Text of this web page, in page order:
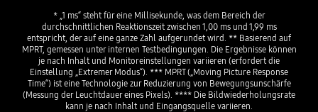
* „1 ms“ steht für eine Millisekunde, was dem Bereich der
durchschnittlichen Reaktionszeit zwischen 1,00 ms und 1,99 ms
entspricht, der auf eine ganze Zahl aufgerundet wird. ** Basierend auf
MPRT, gemessen unter internen Testbedingungen. Die Ergebnisse können
je nach Inhalt und Monitoreinstellungen variieren (erfordert die
Einstellung „Extremer Modus“). *** MPRT („Moving Picture Response
Time“) ist eine Technologie zur Reduzierung von Bewegungsunschärfe
(Messung der Leuchtdauer eines Pixels). **** Die Bildwiederholungsrate
kann je nach Inhalt und Eingangsquelle variieren.